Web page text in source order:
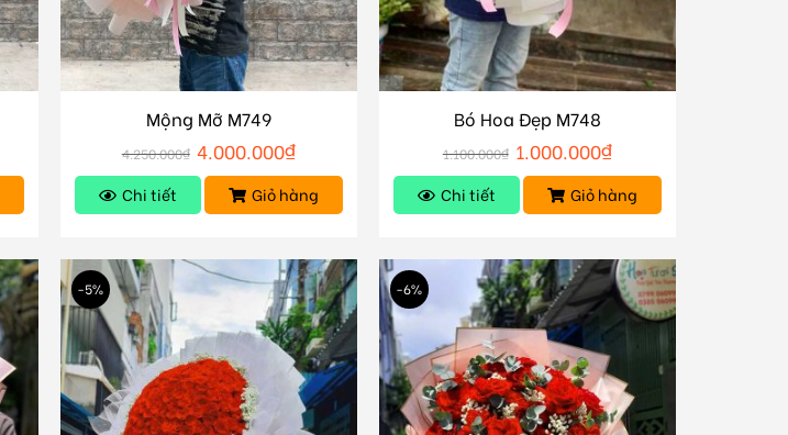
Mộng Mỡ M749
4.250.000₫ 4.000.000₫
Chi tiết Giỏ hàng
Bó Hoa Đẹp M748
1.100.000₫ 1.000.000₫
Chi tiết Giỏ hàng
-5% -6%